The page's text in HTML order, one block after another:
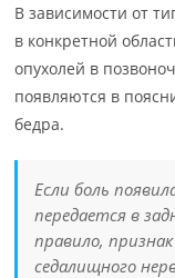
В зависимости от
в конкретной
опухолей в
появляются в
бедра.
Если боль
передается в
правило,
седалищного